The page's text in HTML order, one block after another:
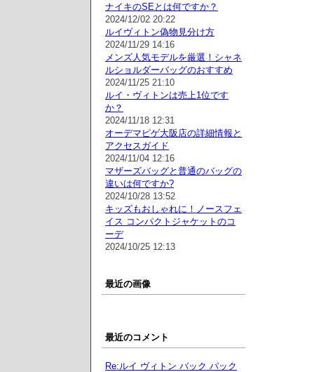
ナイキのSEとは何ですか？
2024/12/02 20:22
ルイヴィトン偽物見分け方
2024/11/29 14:16
メンズ人気モデルを厳選！シャネ
ルショルダーバッグのおすすめ
2024/11/25 21:10
ルイ・ヴィトンは売上1位です
か？
2024/11/18 12:31
オーデマピゲ大阪店の詳細情報と
アクセスガイド
2024/11/04 12:16
マザーズバッグと普通のバッグの
違いは何ですか?
2024/10/28 13:52
キッズもおしゃれに！ノースフェ
イス コンパクトジャケットのコ
ーデ
2024/10/25 12:13
最近の画像
最近のコメント
Re:ルイ ヴィトン バック パック